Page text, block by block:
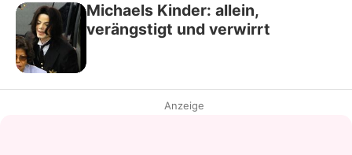
Michaels Kinder: allein,
verängstigt und verwirrt
Anzeige